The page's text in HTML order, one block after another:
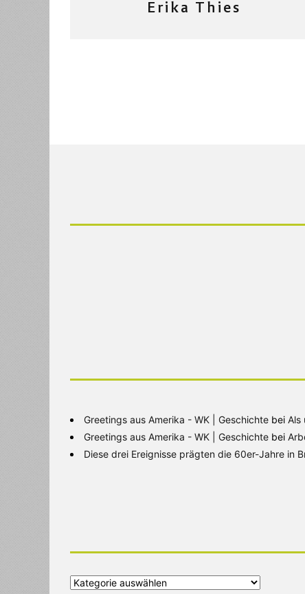
Erika Thies
Greetings aus Amerika - WK | Geschichte bei Als
Greetings aus Amerika - WK | Geschichte bei
Diese drei Ereignisse prägten die 60er-Jahre in
Alle